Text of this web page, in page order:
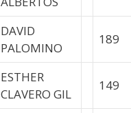
DAVID
PALOMINO
189
ESTHER
CLAVERO GIL
149